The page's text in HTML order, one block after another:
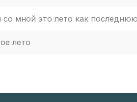
со мной это лето как
лето